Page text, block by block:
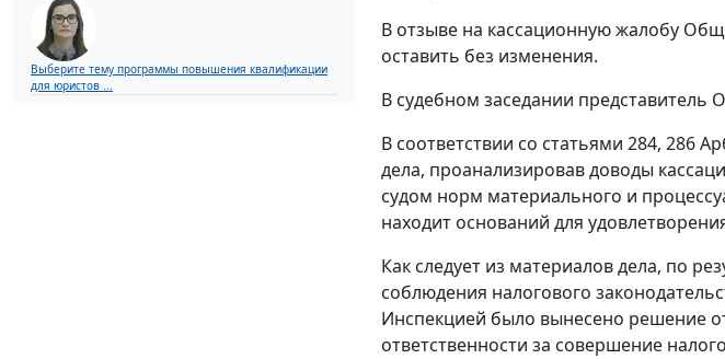
Выберите тему программы повышения квалификации
для юристов ...
В отзыве на кассационную жалобу
оставить без изменения.
В судебном заседании
В соответствии со статьями 284, 286
дела, проанализировав доводы
судом норм материального и
находит оснований для
Как следует из материалов дела, по
соблюдения налогового
Инспекцией было вынесено решение
ответственности за совершение